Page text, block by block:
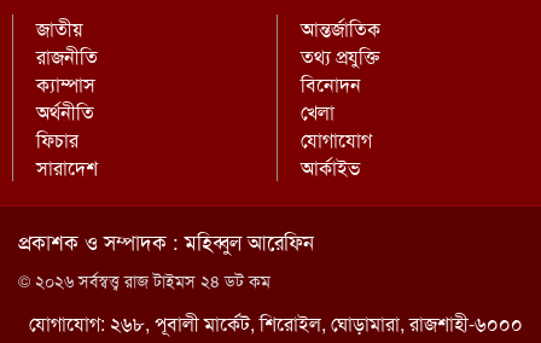
জাতীয়
রাজনীতি
আন্তর্জাতিক
তথ্য প্রযুক্তি
ক্যাম্পাস
অর্থনীতি
বিনোদন
খেলা
ফিচার
সারাদেশ
যোগাযোগ
আর্কাইভ
প্রকাশক ও সম্পাদক : মহিব্বুল আরেফিন
© ২০২৬ সর্বস্বত্ত্ব রাজ টাইমস ২৪ ডট কম
যোগাযোগ: ২৬৮, পূবালী মার্কেট, শিরোইল, ঘোড়ামারা, রাজশাহী-৬০০০